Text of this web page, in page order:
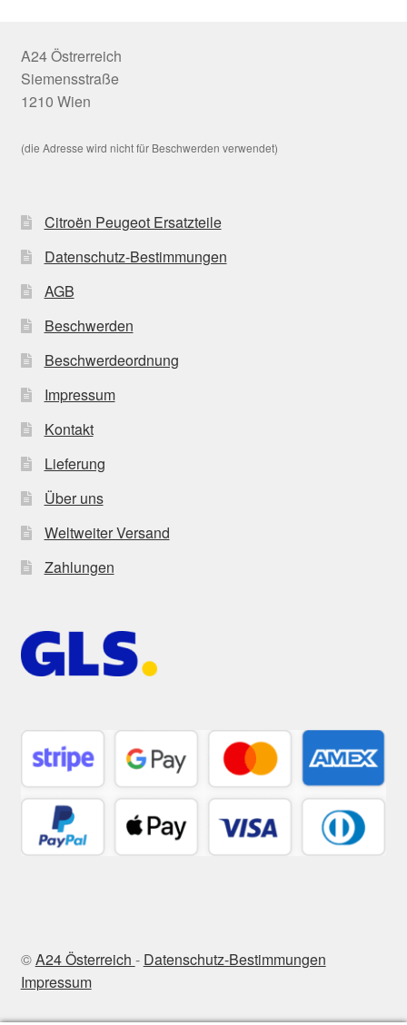
A24 Östrerreich
Siemensstraße
1210 Wien
(die Adresse wird nicht für Beschwerden verwendet)
Citroën Peugeot Ersatzteile
Datenschutz-Bestimmungen
AGB
Beschwerden
Beschwerdeordnung
Impressum
Kontakt
Lieferung
Über uns
Weltweiter Versand
Zahlungen
©A24 Österreich - Datenschutz-Bestimmungen
Impressum